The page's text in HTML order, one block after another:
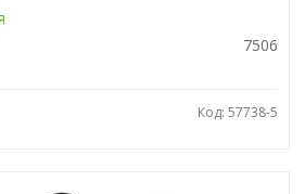
7506
Код: 57738-5